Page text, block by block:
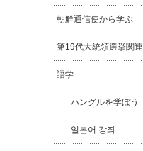
朝鮮通信使から学ぶ
第19代大統領選挙関連
語学
ハングルを学ぼう
일본어 강좌